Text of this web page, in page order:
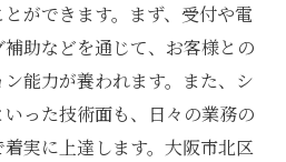
ができます。まず、受付や電
助などを通じて、お客様との
能力が養われます。また、シ
った技術面も、日々の業務の
実に上達します。大阪市北区